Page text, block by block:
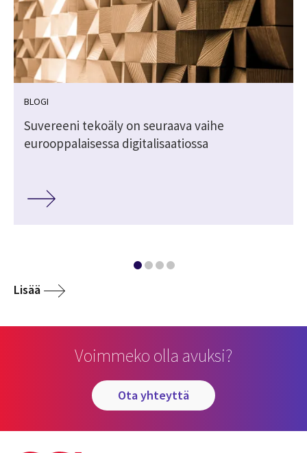
BLOGI
Suvereeni tekoäly on seuraava vaihe
eurooppalaisessa digitalisaatiossa
Lisää
Voimmeko olla avuksi?
ota yhteyttä